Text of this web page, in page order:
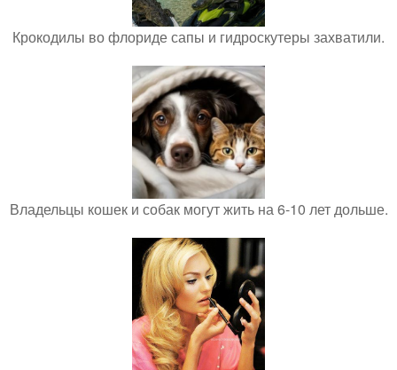
Крокодилы во флориде сапы и гидроскутеры захватили.
Владельцы кошек и собак могут жить на 6-10 лет дольше.